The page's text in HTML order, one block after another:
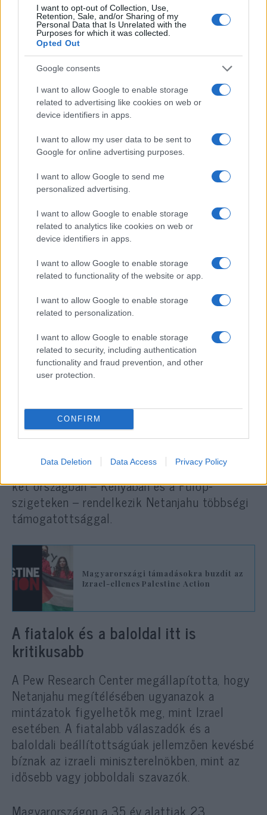
I want to opt-out of Collection, Use,
Retention, Sale, and/or Sharing of my
Personal Data that Is Unrelated with the
Purposes for which it was collected.
Opted Out
Google consents
I want to allow Google to enable storage
related to advertising like cookies on web or
device identifiers in apps.
I want to allow my user data to be sent to
Google for online advertising purposes.
I want to allow Google to send me
personalized advertising.
I want to allow Google to enable storage
related to analytics like cookies on web or
device identifiers in apps.
I want to allow Google to enable storage
related to functionality of the website or app.
I want to allow Google to enable storage
related to personalization.
I want to allow Google to enable storage
related to security, including authentication
functionality and fraud prevention, and other
user protection.
CONFIRM
Data Deletion Data Access Privacy Policy
százalék. Ausztráliában, Olaszországban,
Nigériában, Lengyelországban és az Egyesült
Királyságban különösen nagy mértékben
emelkedett azok aránya, akik „nagyon
kedvezőtlen” véleménnyel vannak Izraelről.
A vizsgált országok közül egyedül
Görögországban javult valamelyest Izrael
megítélése, bár még ott is csupán a lakosság
30 százaléka vélekedik pozitívan az
országról.
Netanjahu iránt is alacsony a
bizalom
A felmérés szerint a legtöbb országban a
válaszadók többsége kevés vagy semmilyen
bizalmat nem táplál Benjamin Netanjahu iránt
a nemzetközi ügyek kezelését illetően.
Ausztráliában, Bangladesben, Kanadában,
Franciaországban, Németországban,
Görögországban, Indonéziában,
Pakisztánban, Spanyolországban,
Svédországban, Törökországban, az Egyesült
Királyságban a válaszadók több mint fele azt
mondta, hogy egyáltalán nem bízik az izraeli
kormányfőben. A kutatás szerint mindössze
két országban – Kenyában és a Fülöp-
szigeteken – rendelkezik Netanjahu többségi
támogatottsággal.
Magyarországi támadásokra buzdít az
Izrael-ellenes Palestine Action
A fiatalok és a baloldal itt is
kritikusabb
A Pew Research Center megállapította, hogy
Netanjahu megítélésében ugyanazok a
mintázatok figyelhetők meg, mint Izrael
esetében. A fiatalabb válaszadók és a
baloldali beállítottságúak jellemzően kevésbé
bíznak az izraeli miniszterelnökben, mint az
idősebb vagy jobboldali szavazók.